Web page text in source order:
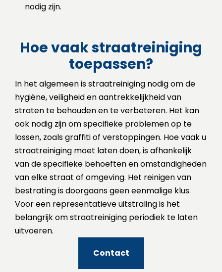
nodig zijn.
Hoe vaak straatreiniging
toepassen?
In het algemeen is straatreiniging nodig om de
hygiëne, veiligheid en aantrekkelijkheid van
straten te behouden en te verbeteren. Het kan
ook nodig zijn om specifieke problemen op te
lossen, zoals graffiti of verstoppingen. Hoe vaak u
straatreiniging moet laten doen, is afhankelijk
van de specifieke behoeften en omstandigheden
van elke straat of omgeving. Het reinigen van
bestrating is doorgaans geen eenmalige klus.
Voor een representatieve uitstraling is het
belangrijk om straatreiniging periodiek te laten
uitvoeren.
Contact